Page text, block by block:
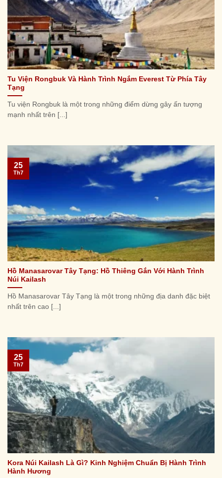
Tu Viện Rongbuk Và Hành Trình Ngắm Everest Từ Phía Tây
Tạng
Tu viện Rongbuk là một trong những điểm dừng gây ấn tượng
mạnh nhất trên [...]
Hồ Manasarovar Tây Tạng: Hồ Thiêng Gắn Với Hành Trình
Núi Kailash
Hồ Manasarovar Tây Tạng là một trong những địa danh đặc biệt
nhất trên cao [...]
25
Th7
Kora Núi Kailash Là Gì? Kinh Nghiệm Chuẩn Bị Hành Trình
Hành Hương
25
Th7